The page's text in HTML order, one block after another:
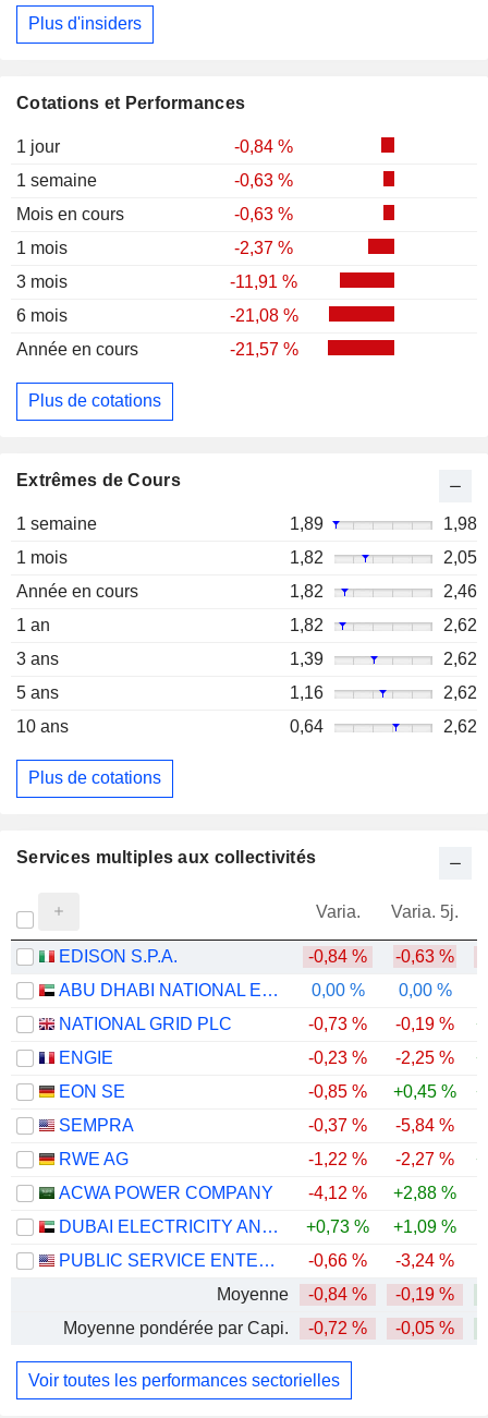
Cotations et Performances
1 jour
-0,84 %
1 semaine
-0,63 %
Mois en cours
-0,63 %
1 mois
-2,37 %
3 mois
-11,91 %
6 mois
-21,08 %
Année en cours
-21,57 %
Plus de cotations
Extrêmes de Cours
1 semaine 1,89
1,98
1 mois
1,82
2,05
Année en cours
1,82
2,46
1 an
1,82
2,62
3 ans
1,39
2,62
5 ans
1,16
2,62
10 ans
0,64 2,62
Plus de cotations
Plus d'insiders
Services multiples aux collectivités
Varia. Varia. 5j.
EDISON S.P.A. -0,84 % -0,63 %
ABU DHABI NATIONAL ENERGY COMPANY
0,00 % 0,00 %
NATIONAL GRID PLC
-0,73 % -0,19 %
ENGIE
-0,23 % -2,25 %
EON SE
-0,85 % +0,45 %
SEMPRA
-0,37 % -5,84 %
RWE AG
-1,22 % -2,27 %
ACWA POWER COMPANY
-4,12 % +2,88 %
DUBAI ELECTRICITY AND WATER AUTHORITY
+0,73 % +1,09 %
PUBLIC SERVICE ENTERPRISE GROUP, INC.
-0,66 % -3,24 %
Moyenne
-0,84 % -0,19 %
Moyenne pondérée par Capi.
-0,72 % -0,05 %
Voir toutes les performances sectorielles